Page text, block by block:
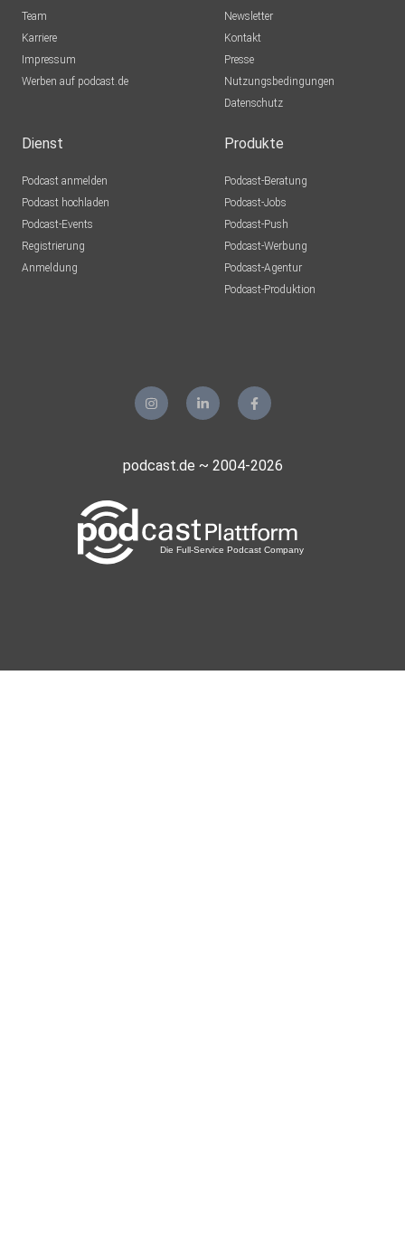
Team
Karriere
Impressum
Werben auf podcast.de
Newsletter
Kontakt
Presse
Nutzungsbedingungen
Datenschutz
Dienst
Podcast anmelden
Podcast hochladen
Podcast-Events
Registrierung
Anmeldung
Produkte
Podcast-Beratung
Podcast-Jobs
Podcast-Push
Podcast-Werbung
Podcast-Agentur
Podcast-Produktion
podcast.de ~ 2004-2026